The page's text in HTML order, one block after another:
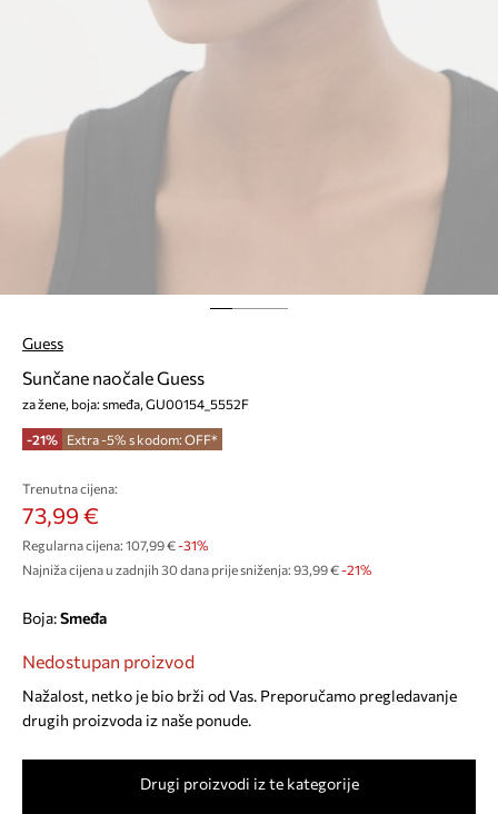
Guess
Sunčane naočale Guess
za žene, boja: smeđa, GU00154_5552F
-21% Extra -5% s kodom: OFF*
Trenutna cijena:
73,99 €
Regularna cijena: 107,99 €-31%
Najniža cijena u zadnjih 30 dana prije sniženja: 93,99 € -21%
Boja: smeđa
Nedostupan proizvod
Nažalost, netko je bio brži od Vas. Preporučamo pregledavanje
drugih proizvoda iz naše ponude.
Drugi proizvodi iz te kategorije